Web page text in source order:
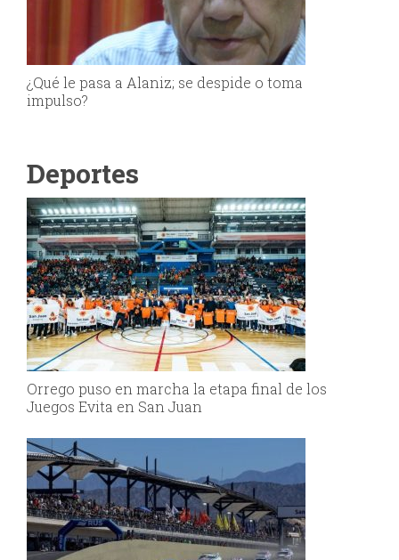
¿Qué le pasa a Alaniz; se despide o toma
impulso?
Deportes
Orrego puso en marcha la etapa final de los
Juegos Evita en San Juan